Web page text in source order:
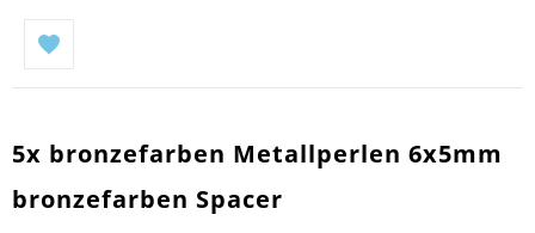
5x bronzefarben Metallperlen 6x5mm
bronzefarben Spacer